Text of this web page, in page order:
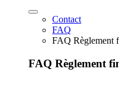
Contact
FAQ
FAQ Règlement
FAQ Règlement